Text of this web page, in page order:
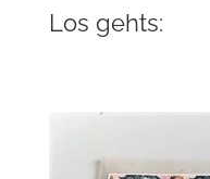
Los gehts: